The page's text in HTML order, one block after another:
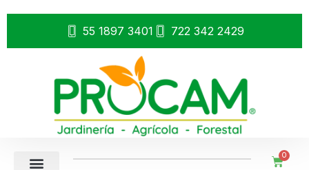
55 1897 3401 722 342 2429
0